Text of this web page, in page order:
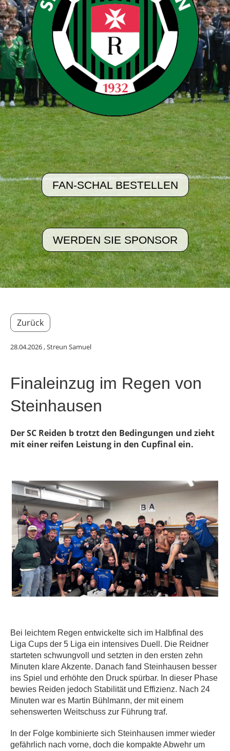
FAN-SCHAL BESTELLEN
WERDEN SIE SPONSOR
Zurück
28.04.2026, Streun Samuel
Finaleinzug im Regen von
Steinhausen
Der SC Reiden b trotzt den Bedingungen und zieht
mit einer reifen Leistung in den Cupfinal ein.
Bei leichtem Regen entwickelte sich im Halbfinal des
Liga Cups der 5 Liga ein intensives Duell. Die Reidner
starteten schwungvoll und setzten in den ersten zehn
Minuten klare Akzente. Danach fand Steinhausen besser
ins Spiel und erhöhte den Druck spürbar. In dieser Phase
bewies Reiden jedoch Stabilität und Effizienz. Nach 24
Minuten war es Martin Bühlmann, der mit einem
sehenswerten Weitschuss zur Führung traf.
In der Folge kombinierte sich Steinhausen immer wieder
gefährlich nach vorne, doch die kompakte Abwehr um